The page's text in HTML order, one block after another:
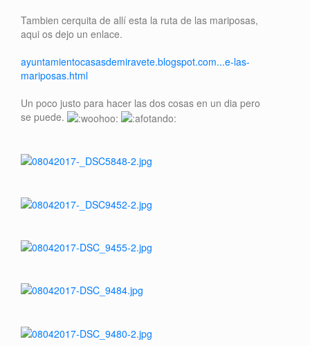
Tambien cerquita de allí esta la ruta de las mariposas,
aqui os dejo un enlace.
ayuntamientocasasdemiravete.blogspot.com...e-las-
mariposas.html
Un poco justo para hacer las dos cosas en un dia pero
se puede.